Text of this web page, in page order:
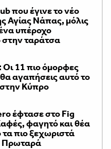
που έγινε το νέο
Αγίας Νάπας, μόλις
υπέροχο
στην ταράτσα
11 πιο όμορφες
αγαπήσεις αυτό το
Κύπρο
έφτασε στο Fig
φαγητό και θέα
πιο ξεχωριστά
Πρωταρά